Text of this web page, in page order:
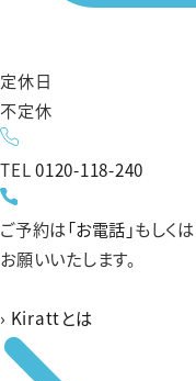
定休日
不定休
TEL0120-118-240
ご予約は「お電話」もしくは
お願いいたします。
› Kirattとは